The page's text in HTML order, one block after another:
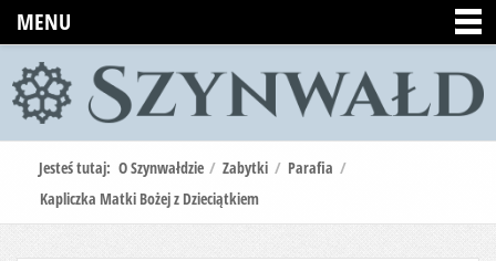
MENU
Jesteś tutaj: O Szynwałdzie / Zabytki / Parafia /
Kapliczka Matki Bożej z Dzieciątkiem